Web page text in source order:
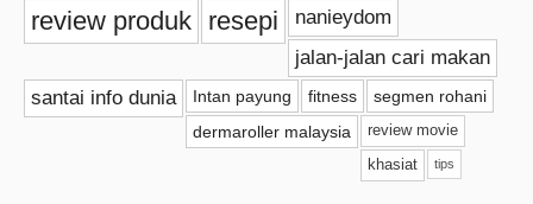
►2020(18)
►2019(20)
review produk resepi
nanieydom
jalan-jalan cari makan
santai info dunia
Intan payung fitness
segmen rohani
dermaroller malaysia
review movie
khasiat tips